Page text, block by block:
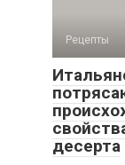
Рецепты
десерта